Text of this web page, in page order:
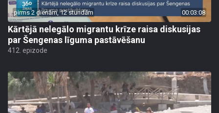
pirms 2 dienām, 12 stundām 00:03:08
Kārtējā nelegālo migrantu krīze raisa diskusijas
par Šengenas līguma pastāvēšanu
412. epizode